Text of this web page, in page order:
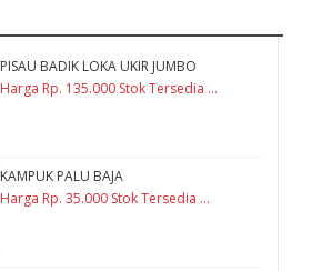
PISAU BADIK LOKA UKIR JUMBO
Harga Rp. 135.000 Stok Tersedia ...
KAMPUK PALU BAJA
Harga Rp. 35.000 Stok Tersedia ...